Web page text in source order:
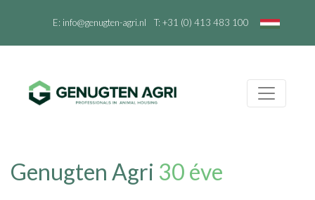
E: info@genugten-agri.nl T: +31 (0) 413 483 100
Genugten Agri 30 éve